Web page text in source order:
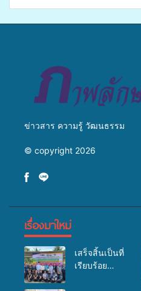
ข่าวสาร ความรู้ วัฒนธรรม
© copyright 2026
เรื่องมาใหม่
เสร็จสิ้นเป็นที่
เรียบร้อย